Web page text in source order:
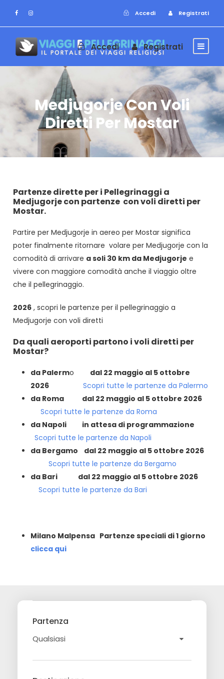
Accedi Registrati
Accedi Registrati
Medjugorje Con Voli
Diretti Per Mostar
Partenze dirette per i Pellegrinaggi a
Medjugorjecon partenze con voli diretti per
Mostar.
Partire per Medjugorje in aereo per Mostar significa
poter finalmente ritornare volare per Medjugorje con la
comodità di arrivare a soli 30 km da Medjugorje e
vivere con maggiore comodità anche il viaggio oltre
che il pellegrinaggio.
2026 , scopri le partenze per il pellegrinaggio a
Medjugorje con voli diretti
Da quali aeroporti partono i voli diretti per
Mostar?
da Palermo dal 22 maggio al 5 ottobre
2026
Scopri tutte le partenze da Palermo
da Roma dal 22 maggio al 5 ottobre 2026
Scopri tutte le partenze da Roma
da Napoli
in attesa di programmazione
Scopri tutte le partenze da Napoli
da Bergamo dal 22 maggio al 5 ottobre 2026
Scopri tutte le partenze da Bergamo
da Bari
dal 22 maggio al 5 ottobre 2026
Scopri tutte le partenze da Bari
Milano Malpensa Partenze speciali di 1 giorno
clicca qui
Partenza